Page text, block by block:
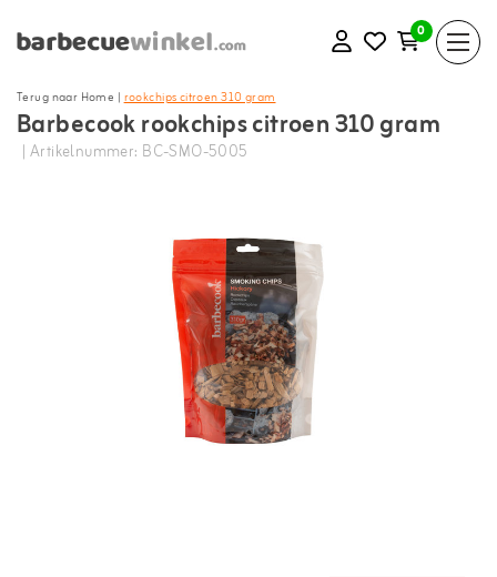
0
Terug naar Home |rookchips citroen 310 gram
Barbecook rookchips citroen 310 gram
| Artikelnummer: BC-SMO-5005